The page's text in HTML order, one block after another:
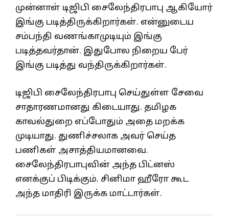
முன்னாள் டிஜிபி சைலேந்திரபாபு ஆகியோர்
இங்கு படித்திருக்கிறார்கள். என்னுடைய
சம்பந்தி வணங்காமுடியும் இங்கு
படித்தவர்தான். இதுபோல நிறைய பேர்
இங்கு படித்து வந்திருக்கிறார்கள்.
டிஜிபி சைலேந்திரபாபு செய்துள்ள சேவை
சாதாரணமானது கிடையாது. தமிழக
காவல்துறை எப்போதும் அதை மறக்க
முடியாது. துணிச்சலாக அவர் செய்த
பணிகள் அசாத்தியமானவை.
சைலேந்திரபாபுவின் அந்த பிட்னஸ்
எனக்குப் பிடிக்கும். சினிமா ஹீரோ கூட
அந்த மாதிரி இருக்க மாட்டார்கள்.